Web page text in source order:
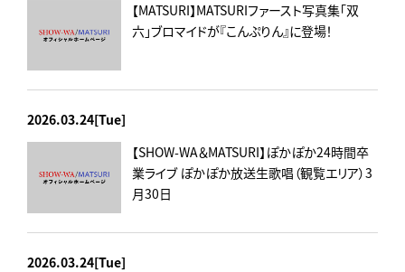
【MATSURI】MATSURIファースト写真集「双
六」ブロマイドが『こんぷりん』に登場！
2026.03.24[Tue]
【SHOW-WA＆MATSURI】ぽかぽか24時間卒
業ライブ ぽかぽか放送生歌唱（観覧エリア）3
月30日
2026.03.24[Tue]